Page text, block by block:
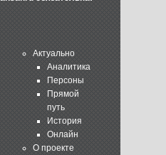
Актуально
Аналитика
Персоны
Прямой
путь
История
Онлайн
О проекте